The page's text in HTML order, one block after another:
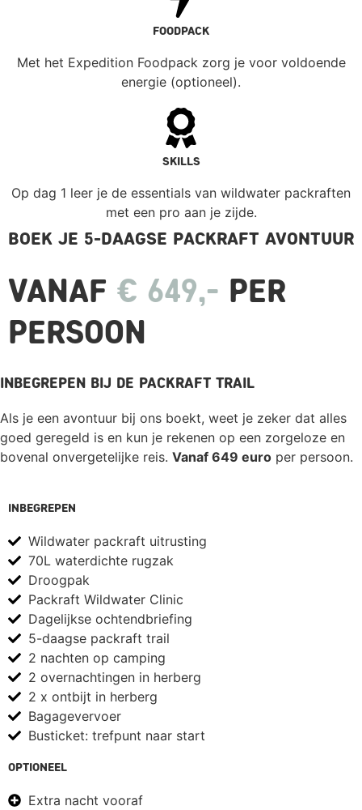
FOODPACK
Met het Expedition Foodpack zorg je voor voldoende
energie (optioneel).
SKILLS
Op dag 1 leer je de essentials van wildwater packraften
met een pro aan je zijde.
BOEK JE 5-DAAGSE PACKRAFT AVONTUUR
VANAF € 649,- PER
PERSOON
Inbegrepen bij de packraft trail
Als je een avontuur bij ons boekt, weet je zeker dat alles
goed geregeld is en kun je rekenen op een zorgeloze en
bovenal onvergetelijke reis. Vanaf 649 euro per persoon.
Inbegrepen
Wildwater packraft uitrusting
70L waterdichte rugzak
Droogpak
Packraft Wildwater Clinic
Dagelijkse ochtendbriefing
5-daagse packraft trail
2 nachten op camping
2 overnachtingen in herberg
2 x ontbijt in herberg
Bagagevervoer
Busticket: trefpunt naar start
Optioneel
Extra nacht vooraf